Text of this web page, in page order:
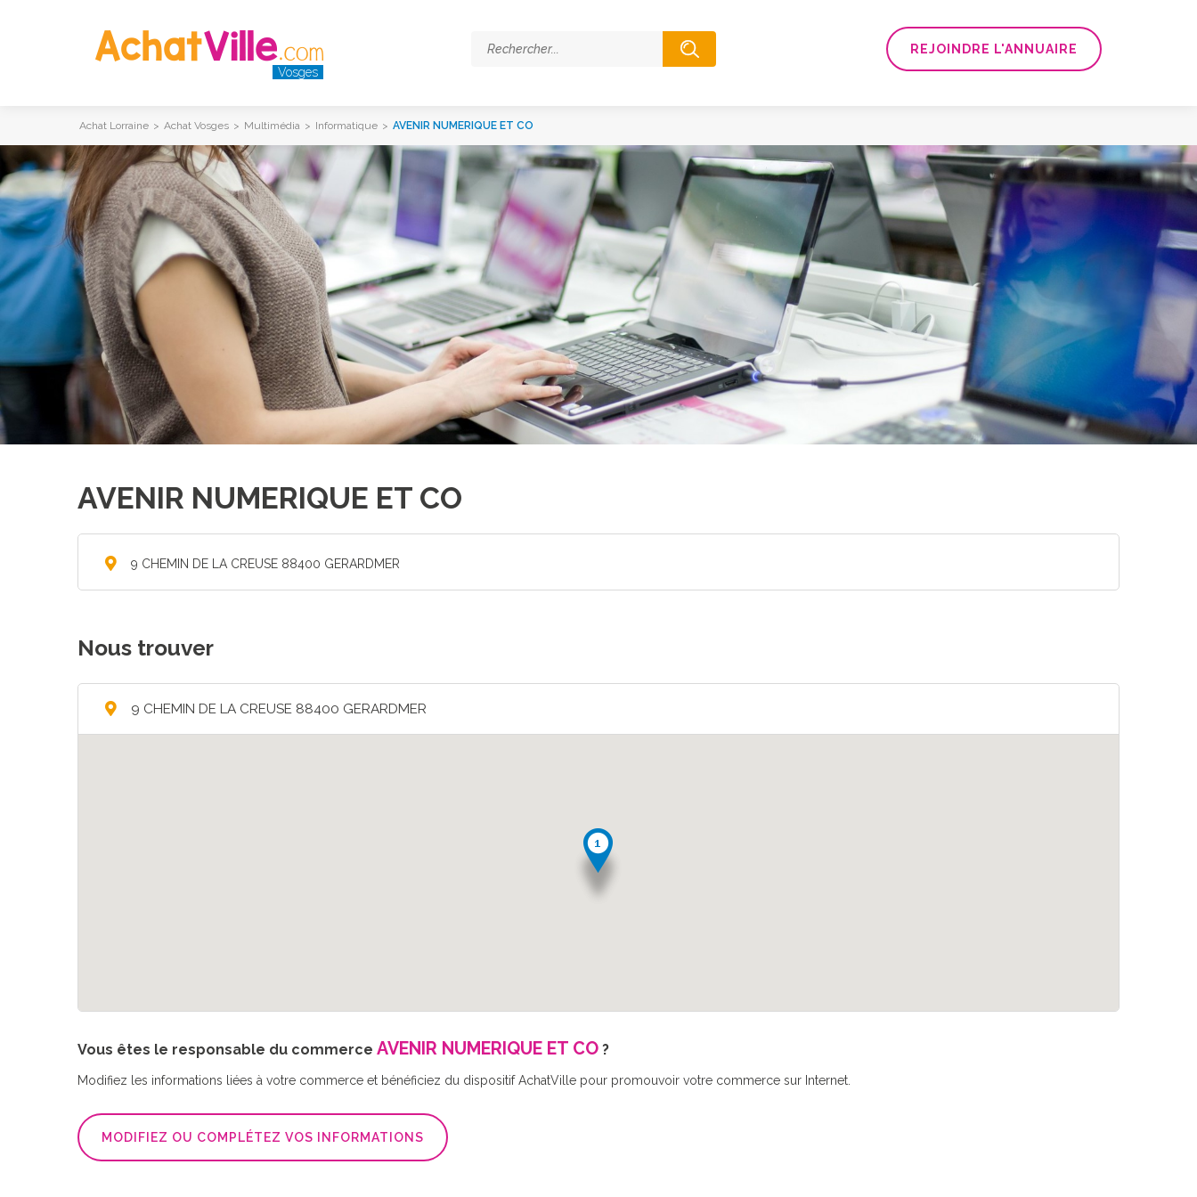
Vosges
REJOINDRE L'ANNUAIRE
Achat Lorraine > Achat Vosges > Multimédia > Informatique > AVENIR NUMERIQUE ET CO
AVENIR NUMERIQUE ET CO
9 CHEMIN DE LA CREUSE 88400 GERARDMER
Nous trouver
9 CHEMIN DE LA CREUSE 88400 GERARDMER
Vous êtes le responsable du commerce AVENIR NUMERIQUE ET CO ?
Modifiez les informations liées à votre commerce et bénéficiez du dispositif AchatVille pour promouvoir votre commerce sur Internet.
MODIFIEZ OU COMPLÉTEZ VOS INFORMATIONS